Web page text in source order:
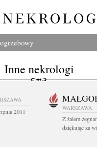
Inne nekrologi
2011
WARSZAWA
Z żalem
dziękując za